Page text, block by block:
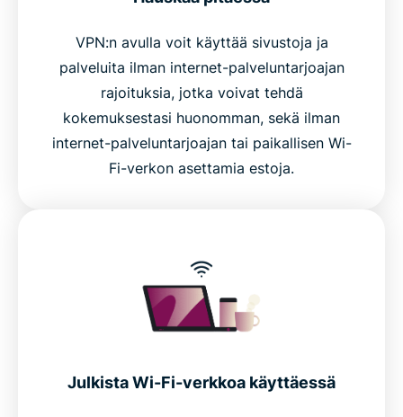
VPN:n avulla voit käyttää sivustoja ja
palveluita ilman internet-palveluntarjoajan
rajoituksia, jotka voivat tehdä
kokemuksestasi huonomman, sekä ilman
internet-palveluntarjoajan tai paikallisen Wi-
Fi-verkon asettamia estoja.
Julkista Wi-Fi-verkkoa käyttäessä